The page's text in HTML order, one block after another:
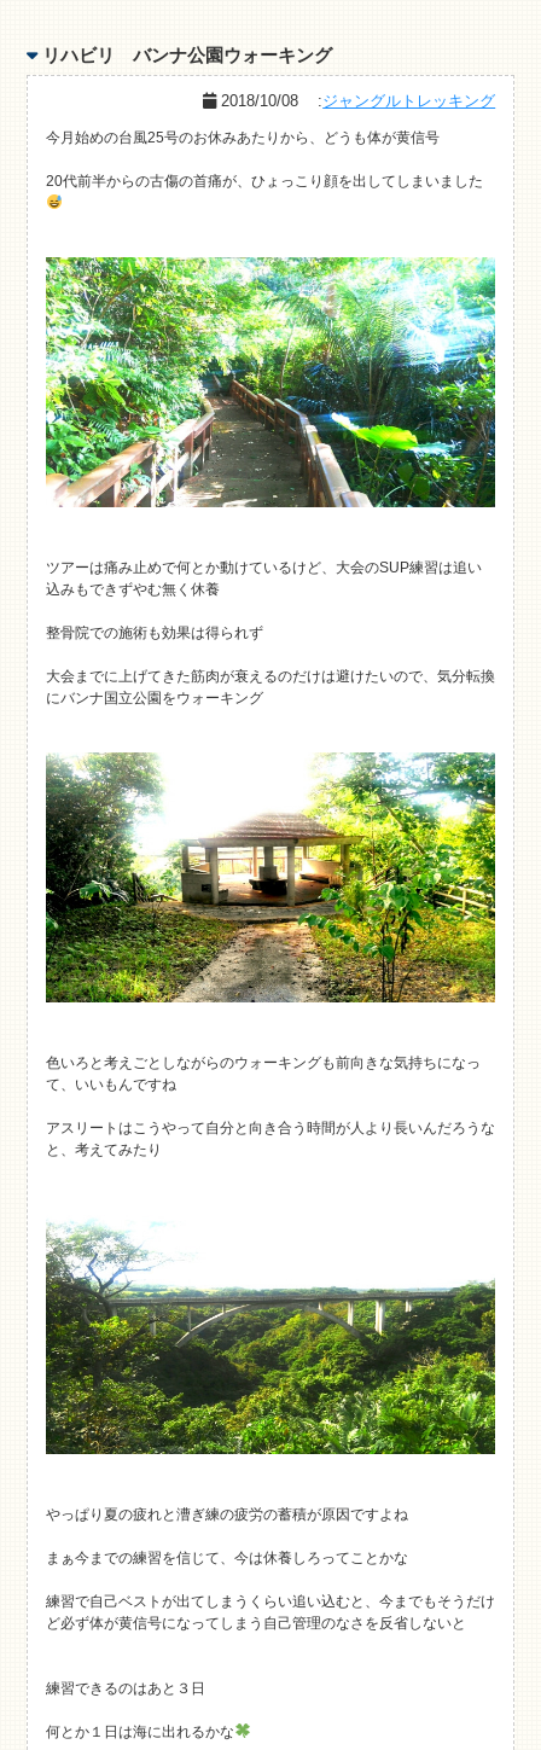
リハビリ バンナ公園ウォーキング
2018/10/08 :ジャングルトレッキング
今月始めの台風25号のお休みあたりから、どうも体が黄信号
20代前半からの古傷の首痛が、ひょっこり顔を出してしまいました
ツアーは痛み止めで何とか動けているけど、大会のSUP練習は追い
込みもできずやむ無く休養
整骨院での施術も効果は得られず
大会までに上げてきた筋肉が衰えるのだけは避けたいので、気分転換
にバンナ国立公園をウォーキング
色いろと考えごとしながらのウォーキングも前向きな気持ちになっ
て、いいもんですね
アスリートはこうやって自分と向き合う時間が人より長いんだろうな
と、考えてみたり
やっぱり夏の疲れと漕ぎ練の疲労の蓄積が原因ですよね
まぁ今までの練習を信じて、今は休養しろってことかな
練習で自己ベストが出てしまうくらい追い込むと、今までもそうだけ
ど必ず体が黄信号になってしまう自己管理のなさを反省しないと
練習できるのはあと３日
何とか１日は海に出れるかな